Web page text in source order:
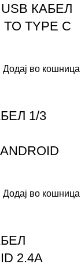
USB КАБЕЛ
TO TYPE C
Додај во кошница
1/3
Додај во кошница
2.4A